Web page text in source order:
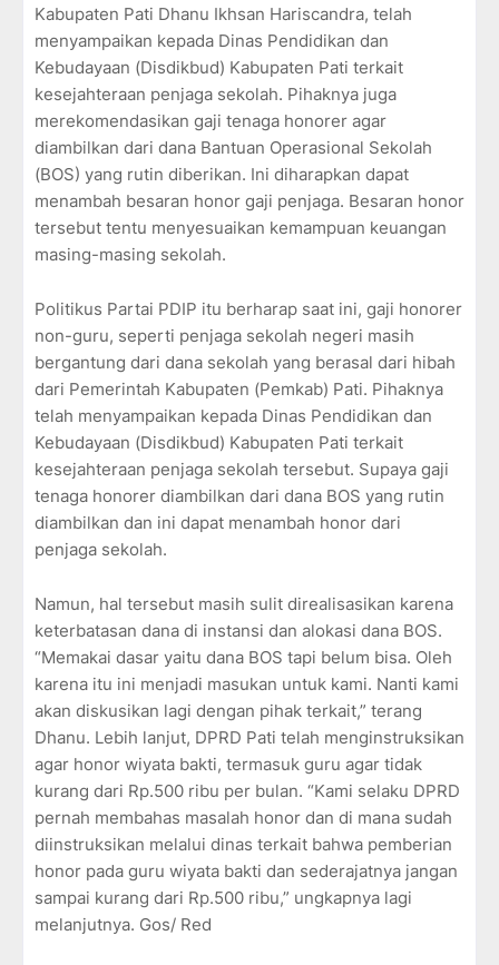
Kabupaten Pati Dhanu Ikhsan Hariscandra, telah
menyampaikan kepada Dinas Pendidikan dan
Kebudayaan (Disdikbud) Kabupaten Pati terkait
kesejahteraan penjaga sekolah. Pihaknya juga
merekomendasikan gaji tenaga honorer agar
diambilkan dari dana Bantuan Operasional Sekolah
(BOS) yang rutin diberikan. Ini diharapkan dapat
menambah besaran honor gaji penjaga. Besaran honor
tersebut tentu menyesuaikan kemampuan keuangan
masing-masing sekolah.
Politikus Partai PDIP itu berharap saat ini, gaji honorer
non-guru, seperti penjaga sekolah negeri masih
bergantung dari dana sekolah yang berasal dari hibah
dari Pemerintah Kabupaten (Pemkab) Pati. Pihaknya
telah menyampaikan kepada Dinas Pendidikan dan
Kebudayaan (Disdikbud) Kabupaten Pati terkait
kesejahteraan penjaga sekolah tersebut. Supaya gaji
tenaga honorer diambilkan dari dana BOS yang rutin
diambilkan dan ini dapat menambah honor dari
penjaga sekolah.
Namun, hal tersebut masih sulit direalisasikan karena
keterbatasan dana di instansi dan alokasi dana BOS.
“Memakai dasar yaitu dana BOS tapi belum bisa. Oleh
karena itu ini menjadi masukan untuk kami. Nanti kami
akan diskusikan lagi dengan pihak terkait,” terang
Dhanu. Lebih lanjut, DPRD Pati telah menginstruksikan
agar honor wiyata bakti, termasuk guru agar tidak
kurang dari Rp.500 ribu per bulan. “Kami selaku DPRD
pernah membahas masalah honor dan di mana sudah
diinstruksikan melalui dinas terkait bahwa pemberian
honor pada guru wiyata bakti dan sederajatnya jangan
sampai kurang dari Rp.500 ribu,” ungkapnya lagi
melanjutnya. Gos/ Red